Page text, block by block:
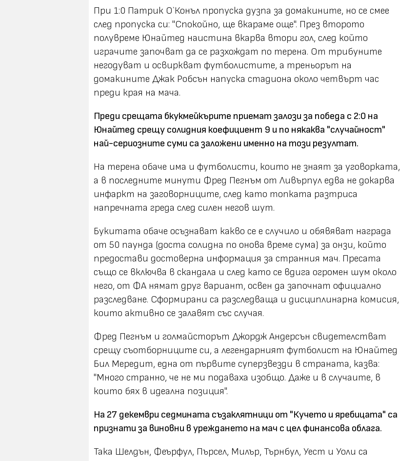
При 1:0 Патрик О`Конъл пропуска дузпа за домакините, но се смее
след пропуска си: "Спокойно, ще вкараме още". През второто
полувреме Юнайтед наистина вкарва втори гол, след който
играчите започват да се разхождат по терена. От трибуните
негодуват и освиркват футболистите, а треньорът на
домакините Джак Робсън напуска стадиона около четвърт час
преди края на мача.
Преди срещата бкукмейкърите приемат залози за победа с 2:0 на
Юнайтед срещу солидния коефициент 9 и по някаква "случайност"
най-сериозните суми са заложени именно на този резултат.
На терена обаче има и футболисти, които не знаят за уговорката,
а в последните минути Фред Пегнъм от Ливърпул едва не докарва
инфаркт на заговорниците, след като топката разтриса
напречната греда след силен негов шут.
Букитата обаче осъзнават какво се е случило и обявяват награда
от 50 паунда (доста солидна по онова време сума) за онзи, който
предостави достоверна информация за странния мач. Пресата
също се включва в скандала и след като се вдига огромен шум около
него, от ФА нямат друг вариант, освен да започнат официално
разследване. Сформирани са разследваща и дисциплинарна комисия,
които активно се залавят със случая.
Фред Пегнъм и голмайсторът Джордж Андерсън свидетелстват
срещу съотборниците си, а легендарният футболист на Юнайтед
Бил Мередит, една от първите суперзвезди в страната, казва:
"Много странно, че не ми подаваха изобщо. Даже и в случаите, в
които бях в идеална позиция".
На 27 декември седмината съзаклятници от "Кучето и яребицата" са
признати за виновни в уреждането на мач с цел финансова облага.
Така Шелдън, Феърфул, Пърсел, Милър, Търнбул, Уест и Уоли са